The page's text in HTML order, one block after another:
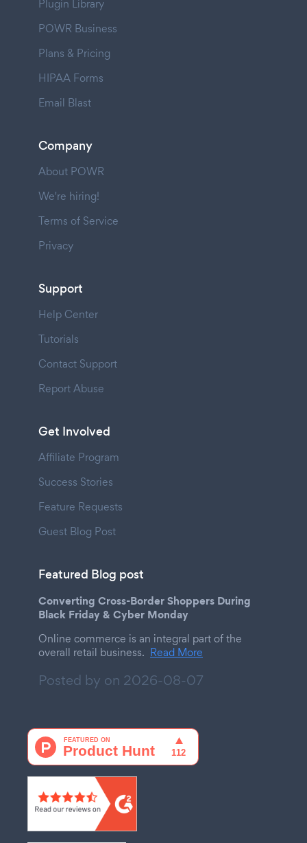
Plugin Library
POWR Business
Plans & Pricing
HIPAA Forms
Email Blast
Company
About POWR
We're hiring!
Terms of Service
Privacy
Support
Help Center
Tutorials
Contact Support
Report Abuse
Get Involved
Affiliate Program
Success Stories
Feature Requests
Guest Blog Post
Featured Blog post
Converting Cross-Border Shoppers During
Black Friday & Cyber Monday
Online commerce is an integral part of the
overall retail business. Read More
Posted by on 2026-08-07